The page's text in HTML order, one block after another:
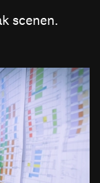
scenen.